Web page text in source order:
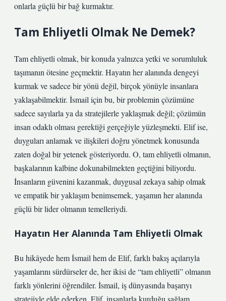
onlarla güçlü bir bağ kurmaktır.
Tam Ehliyetli Olmak Ne Demek?
Tam ehliyetli olmak, bir konuda yalnızca yetki ve sorumluluk
taşımanın ötesine geçmektir. Hayatın her alanında dengeyi
kurmak ve sadece bir yönü değil, birçok yönüyle insanlara
yaklaşabilmektir. İsmail için bu, bir problemin çözümüne
sadece sayılarla ya da stratejilerle yaklaşmak değil; çözümün
insan odaklı olması gerektiği gerçeğiyle yüzleşmekti. Elif ise,
duyguları anlamak ve ilişkileri doğru yönetmek konusunda
zaten doğal bir yetenek gösteriyordu. O, tam ehliyetli olmanın,
başkalarının kalbine dokunabilmekten geçtiğini biliyordu.
İnsanların güvenini kazanmak, duygusal zekaya sahip olmak
ve empatik bir yaklaşım benimsemek, yaşamın her alanında
güçlü bir lider olmanın temelleriydi.
Hayatın Her Alanında Tam Ehliyetli Olmak
Bu hikâyede hem İsmail hem de Elif, farklı bakış açılarıyla
yaşamlarını sürdürseler de, her ikisi de “tam ehliyetli” olmanın
farklı yönlerini öğrendiler. İsmail, iş dünyasında başarıyı
stratejiyle elde ederken, Elif, insanlarla kurduğu sağlam